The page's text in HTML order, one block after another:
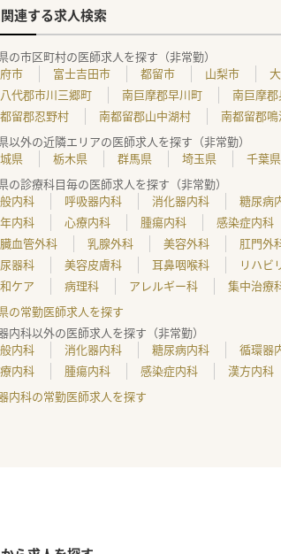
連する求人検索
の市区町村の医師求人を探す（非常勤）
市
富士吉田市 都留市 山梨市
代郡市川三郷町
南巨摩郡早川町 南巨摩
留郡忍野村
南都留郡山中湖村 南都留郡
以外の近隣エリアの医師求人を探す（非常勤）
県
栃木県 群馬県 埼玉県 千葉県
の診療科目毎の医師求人を探す（非常勤）
内科
呼吸器内科 消化器内科 糖尿病
内科
心療内科 腫瘍内科 感染症内科
血管外科
乳腺外科 美容外科 肛門外
器科
美容皮膚科 耳鼻咽喉科 リハビ
ケア
病理科 アレルギー科 集中治療
の常勤医師求人を探す
内科以外の医師求人を探す（非常勤）
内科
消化器内科 糖尿病内科 循環器
内科
腫瘍内科 感染症内科 漢方内科
内科の常勤医師求人を探す